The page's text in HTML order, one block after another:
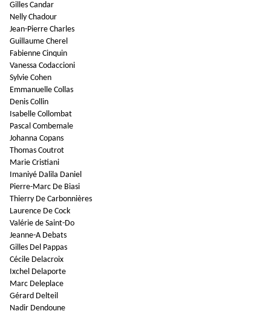
Gilles Candar
Nelly Chadour
Jean-Pierre Charles
Guillaume Cherel
Fabienne Cinquin
Vanessa Codaccioni
Sylvie Cohen
Emmanuelle Collas
Denis Collin
Isabelle Collombat
Pascal Combemale
Johanna Copans
Thomas Coutrot
Marie Cristiani
Imaniyé Dalila Daniel
Pierre-Marc De Biasi
Thierry De Carbonnières
Laurence De Cock
Valérie de Saint-Do
Jeanne-A Debats
Gilles Del Pappas
Cécile Delacroix
Ixchel Delaporte
Marc Deleplace
Gérard Delteil
Nadir Dendoune